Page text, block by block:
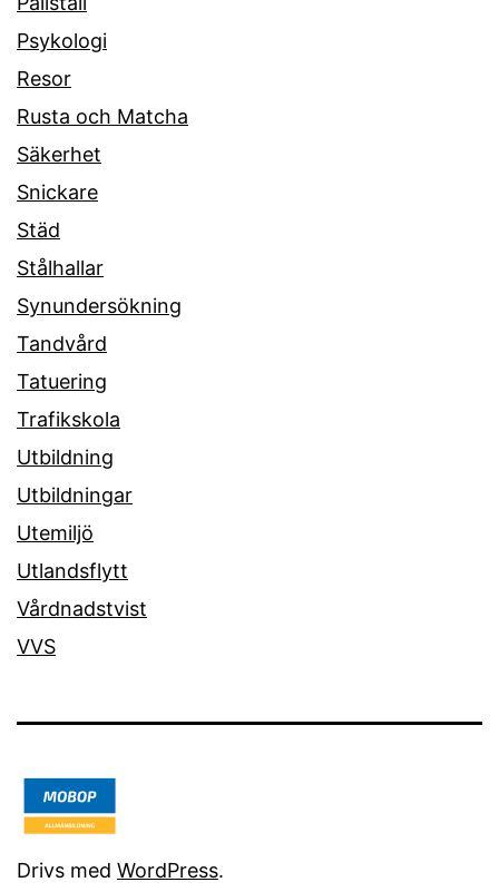
Psykologi
Resor
Rusta och Matcha
Säkerhet
Snickare
Städ
Stålhallar
Synundersökning
Tandvård
Tatuering
Trafikskola
Utbildning
Utbildningar
Utemiljö
Utlandsflytt
Vårdnadstvist
VVS
Drivs med WordPress.